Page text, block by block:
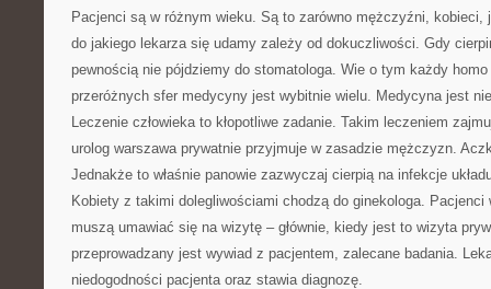
Pacjenci są w różnym wieku. Są to zarówno mężczyźni,
do jakiego lekarza się udamy zależy od dokuczliwości. Gdy
pewnością nie pójdziemy do stomatologa. Wie o tym każdy
przeróżnych sfer medycyny jest wybitnie wielu. Medycyna jest
Leczenie człowieka to kłopotliwe zadanie. Takim leczeniem
urolog warszawa prywatnie przyjmuje w zasadzie mężczyzn.
Jednakże to właśnie panowie zazwyczaj cierpią na infekcje
Kobiety z takimi dolegliwościami chodzą do ginekologa.
muszą umawiać się na wizytę – głównie, kiedy jest to wizyta
przeprowadzany jest wywiad z pacjentem, zalecane badania.
niedogodności pacjenta oraz stawia diagnozę.